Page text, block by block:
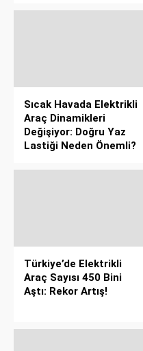
Sıcak Havada Elektrikli
Araç Dinamikleri
Değişiyor: Doğru Yaz
Lastiği Neden Önemli?
Türkiye’de Elektrikli
Araç Sayısı 450 Bini
Aştı: Rekor Artış!